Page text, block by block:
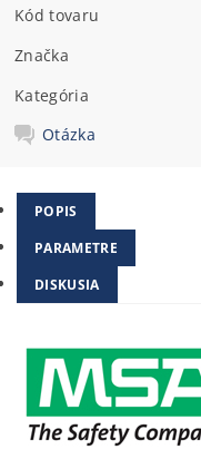
Kód tovaru
Značka
Kategória
Otázka
POPIS
PARAMETRE
DISKUSIA